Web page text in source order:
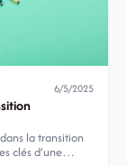
6/5/2025
la transition
clés d’une